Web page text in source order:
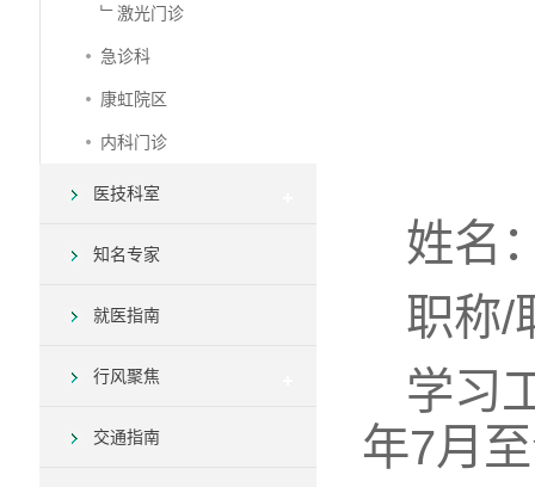
﹂激光门诊
急诊科
康虹院区
内科门诊
医技科室
知名专家
就医指南
行风聚焦
交通指南
姓名
职称/
学习
年7月